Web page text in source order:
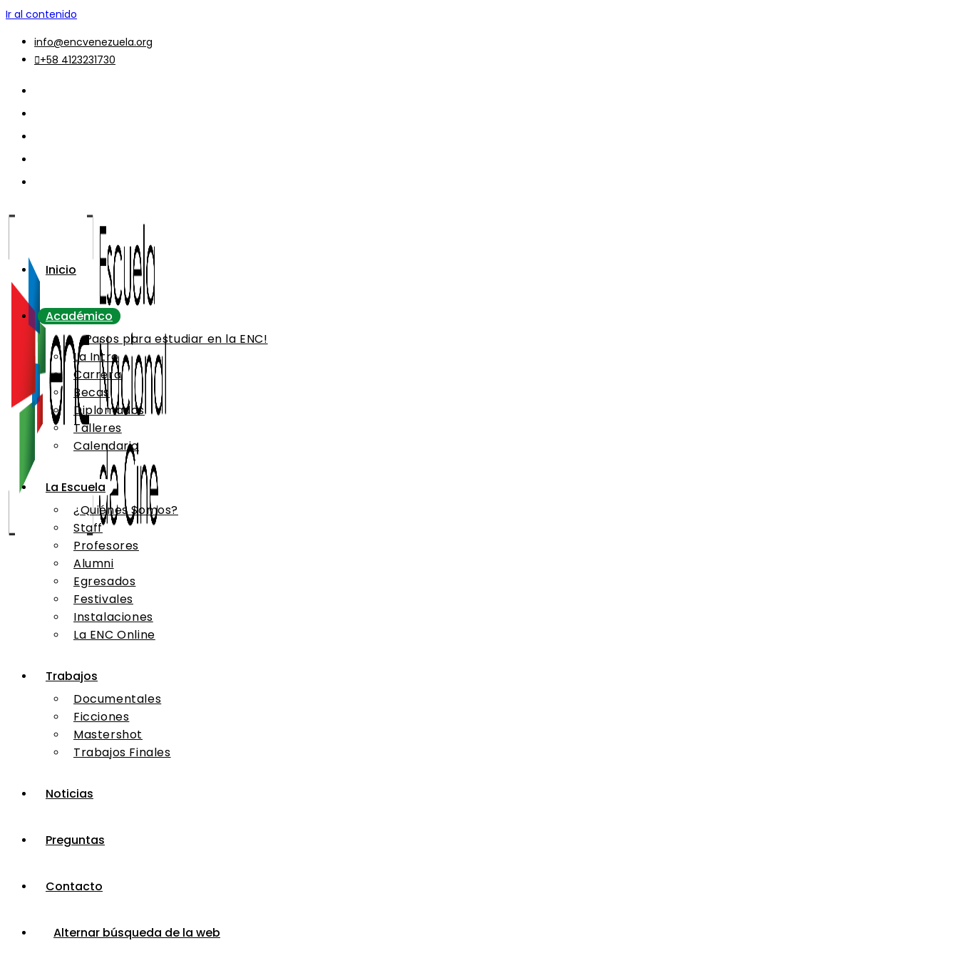
Ir al contenido
info@encvenezuela.org
+58 4123231730
Inicio
Académico
¡Pasos para estudiar en la ENC!
La Intro
Carrera
Becas
Diplomados
Talleres
Calendario
La Escuela
¿Quiénes Somos?
Staff
Profesores
Alumni
Egresados
Festivales
Instalaciones
La ENC Online
Trabajos
Documentales
Ficciones
Mastershot
Trabajos Finales
Noticias
Preguntas
Contacto
Alternar búsqueda de la web